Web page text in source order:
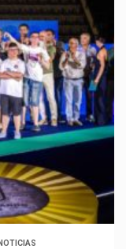
NOTICIAS